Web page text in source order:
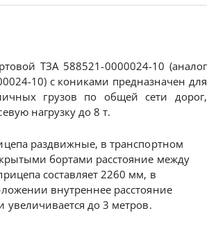
ТЗА 588521-0000024-10 (аналог
10) с кониками предназначен для
грузов по общей сети дорог,
нагрузку до 8 т.
раздвижные, в транспортном
бортами расстояние между
составляет 2260 мм, в
внутреннее расстояние
увеличивается до 3 метров.